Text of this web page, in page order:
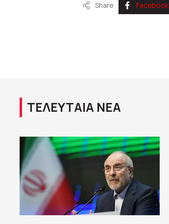
Share Facebook
ΤΕΛΕΥΤΑΙΑ ΝΕΑ